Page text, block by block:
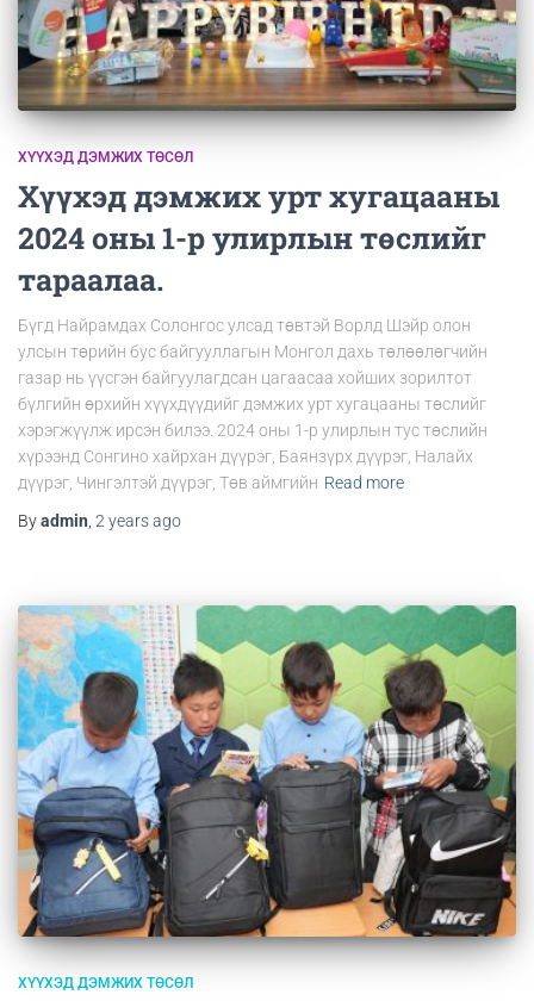
ХҮҮХЭД ДЭМЖИХ ТӨСӨЛ
Хүүхэд дэмжих урт хугацааны
2024 оны 1-р улирлын төслийг
тараалаа.
Бүгд Найрамдах Солонгос улсад төвтэй Ворлд Шэйр олон
улсын төрийн бус байгууллагын Монгол дахь төлөөлөгчийн
газар нь үүсгэн байгуулагдсан цагаасаа хойших зорилтот
бүлгийн өрхийн хүүхдүүдийг дэмжих урт хугацааны төслийг
хэрэгжүүлж ирсэн билээ. 2024 оны 1-р улирлын тус төслийн
хүрээнд Сонгино хайрхан дүүрэг, Баянзүрх дүүрэг, Налайх
дүүрэг, Чингэлтэй дүүрэг, Төв аймгийн Read more
Byadmin 2 yearsago
ХҮҮХЭД ДЭМЖИХ ТӨСӨЛ